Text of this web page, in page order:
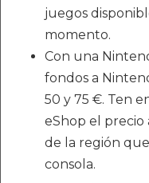
juegos
momento.
Con una
fondos a
50 y 75 €. Ten
eShop el precio
de la región
consola.